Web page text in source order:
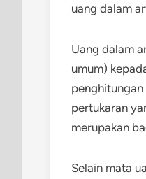
uang dalam
Uang dalam
umum)
pertukaran
merupakan
Selain mata